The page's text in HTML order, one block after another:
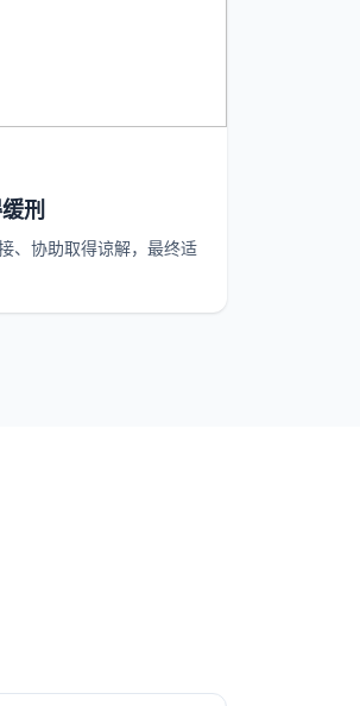
刑
、协助取得谅解，最终适